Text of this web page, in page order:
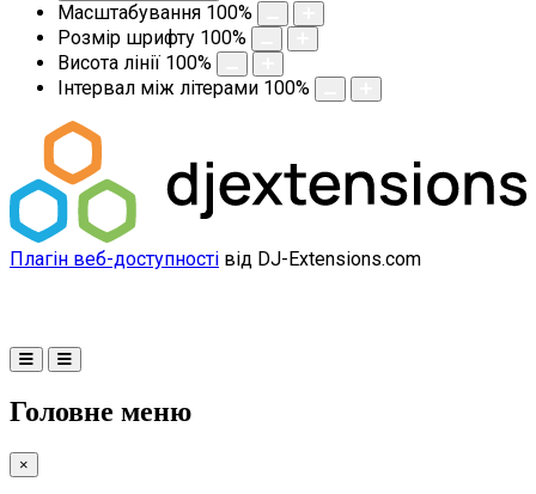
Масштабування 100%
Розмір шрифту 100%
Висота лінії 100%
Інтервал між літерами 100%
Плагін веб-доступності від DJ-Extensions.com
Головне меню
×